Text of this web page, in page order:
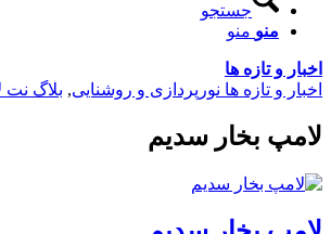
جستجو
منو
تازه ها
تازه ها نورپردازی و روشنایی,بلاگ نت لایت
بخار سدیم